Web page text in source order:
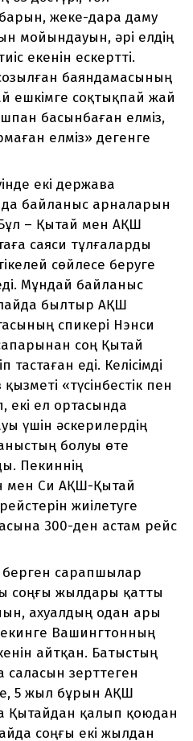
барын, жеке-дара даму
мойындауын, әрі елдің
екенін ескертті.
баяндамасының
ешкімге соқтықпай жай
басынбаған елміз,
елміз» дегенге
екі держава
байланыс арналарын
– Қытай мен АҚШ
саяси тұлғаларды
сөйлесе беруге
Мұндай байланыс
былтыр АҚШ
спикері Нэнси
соң Қытай
еді. Келісімді
«түсінбестік пен
екі ел ортасында
үшін әскерилердің
болуы өте
Пекиннің
мен Си АҚШ-Қытай
жиілетуге
300-ден астам рейс
берген сарапшылар
соңғы жылдары қатты
ахуалдың одан ары
Вашингтонның
айтқан. Батыстың
зерттеген
5 жыл бұрын АҚШ
Қытайдан қалып қоюдан
соңғы екі жылдан